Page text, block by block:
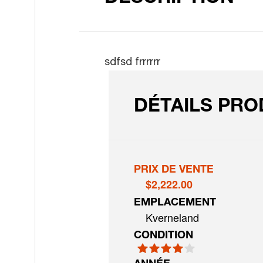
sdfsd frrrrrr
DÉTAILS
PRIX DE VENTE
$2,222.00
EMPLACEMENT
Kverneland
CONDITION